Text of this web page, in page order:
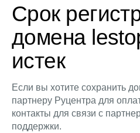
Срок
домена
истек
Если вы хотите сохранить
партнеру Руцентра для
контакты для связи с
поддержки.